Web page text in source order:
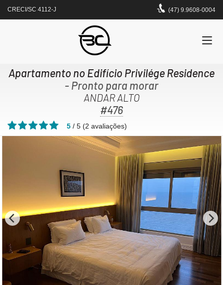
CRECI/SC 4112-J (47) 9.9608-0004
Apartamento no Edifício Privilége Residence
- Pronto para morar
ANDAR ALTO
#476
5 / 5 (2 avaliações)